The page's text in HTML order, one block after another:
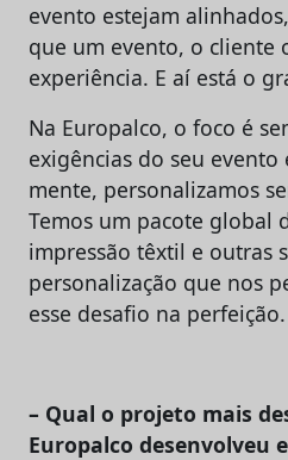
evento estejam
que um evento, o cliente
experiência. E aí está o
Na Europalco, o foco é
exigências do seu evento
mente, personalizamos
Temos um pacote global
impressão têxtil e outras
personalização que nos
esse desafio na perfeição.
– Qual o projeto mais
Europalco desenvolveu